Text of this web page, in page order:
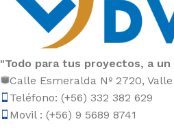
"Todo para tus proyectos, a un
Calle Esmeralda Nº 2720,
Teléfono: (+56) 332 382 629
Movil : (+56) 9 5689 8741